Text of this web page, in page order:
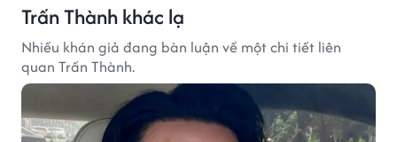
Trấn Thành khác lạ
Nhiều khán giả đang bàn luận về một chi tiết liên
quan Trấn Thành.